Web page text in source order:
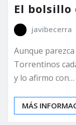
El
javibecerra
Aunque
Torrentinos
y lo afirmo con…
MÁS